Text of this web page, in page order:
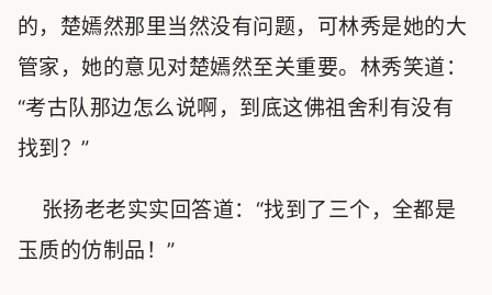
的，楚嫣然那里当然没有问题，可林秀是她的大
管家，她的意见对楚嫣然至关重要。林秀笑道：
“考古队那边怎么说啊，到底这佛祖舍利有没有
找到？”
张扬老老实实回答道：“找到了三个，全都是
玉质的仿制品！”